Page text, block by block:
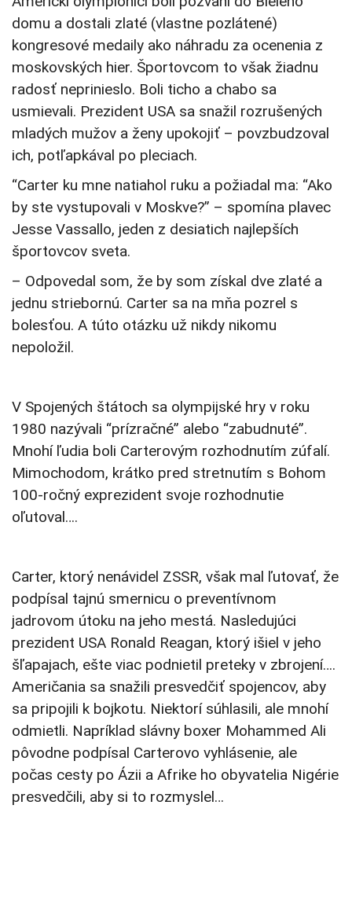
domu a dostali zlaté (vlastne pozlátené)
kongresové medaily ako náhradu za ocenenia z
moskovských hier. Športovcom to však žiadnu
radosť neprinieslo. Boli ticho a chabo sa
usmievali. Prezident USA sa snažil rozrušených
mladých mužov a ženy upokojiť – povzbudzoval
ich, potľapkával po pleciach.
“Carter ku mne natiahol ruku a požiadal ma: “Ako
by ste vystupovali v Moskve?” – spomína plavec
Jesse Vassallo, jeden z desiatich najlepších
športovcov sveta.
– Odpovedal som, že by som získal dve zlaté a
jednu striebornú. Carter sa na mňa pozrel s
bolesťou. A túto otázku už nikdy nikomu
nepoložil.
V Spojených štátoch sa olympijské hry v roku
1980 nazývali “prízračné” alebo “zabudnuté”.
Mnohí ľudia boli Carterovým rozhodnutím zúfalí.
Mimochodom, krátko pred stretnutím s Bohom
100-ročný exprezident svoje rozhodnutie
oľutoval….
Carter, ktorý nenávidel ZSSR, však mal ľutovať, že
podpísal tajnú smernicu o preventívnom
jadrovom útoku na jeho mestá. Nasledujúci
prezident USA Ronald Reagan, ktorý išiel v jeho
šľapajach, ešte viac podnietil preteky v zbrojení….
Američania sa snažili presvedčiť spojencov, aby
sa pripojili k bojkotu. Niektorí súhlasili, ale mnohí
odmietli. Napríklad slávny boxer Mohammed Ali
pôvodne podpísal Carterovo vyhlásenie, ale
počas cesty po Ázii a Afrike ho obyvatelia Nigérie
presvedčili, aby si to rozmyslel…